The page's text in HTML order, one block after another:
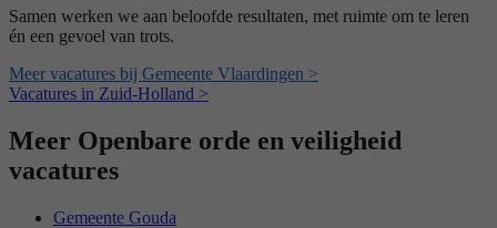
Samen werken we aan beloofde resultaten, met ruimte om te leren
én een gevoel van trots.
Meer vacatures bij Gemeente Vlaardingen >
Vacatures in Zuid-Holland >
Meer Openbare orde en veiligheid
vacatures
Gemeente Gouda